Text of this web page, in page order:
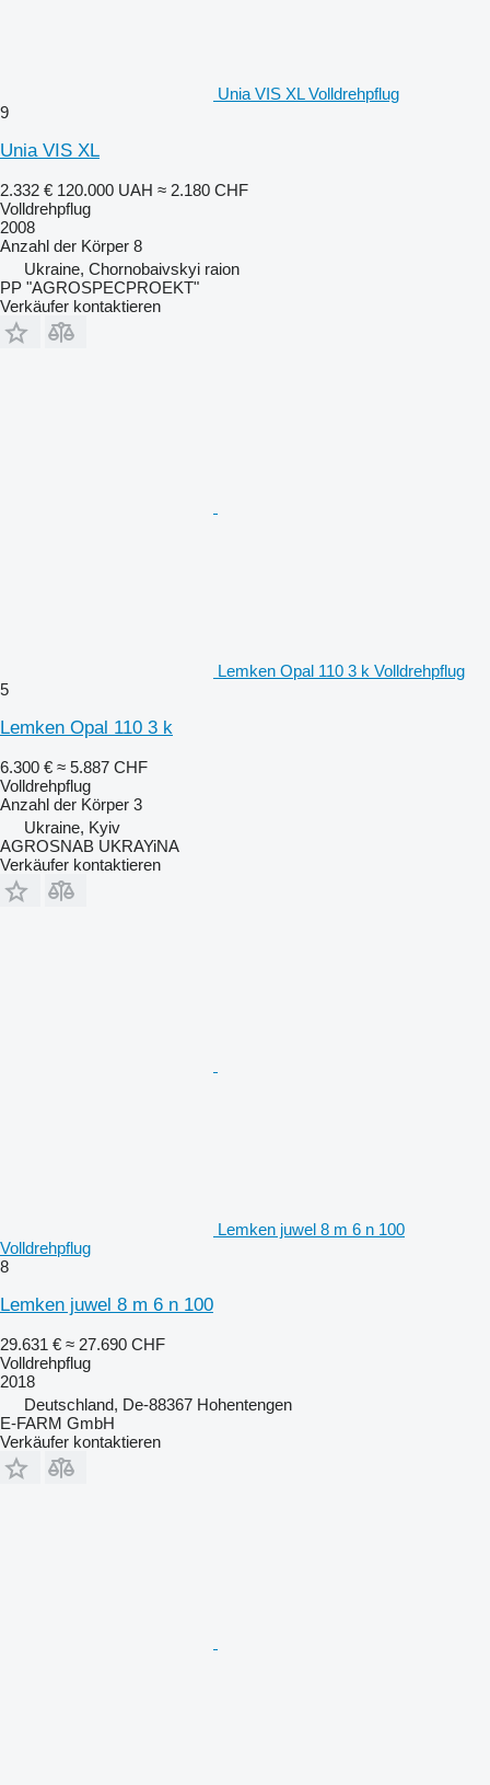
Unia VIS XL Volldrehpflug
9
Unia VIS XL
2.332 € 120.000 UAH ≈ 2.180 CHF
Volldrehpflug
2008
Anzahl der Körper 8
Ukraine, Chornobaivskyi raion
PP "AGROSPECPROEKT"
Verkäufer kontaktieren
Lemken Opal 110 3 k Volldrehpflug
5
Lemken Opal 110 3 k
6.300 € ≈ 5.887 CHF
Volldrehpflug
Anzahl der Körper 3
Ukraine, Kyiv
AGROSNAB UKRAYiNA
Verkäufer kontaktieren
Lemken juwel 8 m 6 n 100
Volldrehpflug
8
Lemken juwel 8 m 6 n 100
29.631 € ≈ 27.690 CHF
Volldrehpflug
2018
Deutschland, De-88367 Hohentengen
E-FARM GmbH
Verkäufer kontaktieren